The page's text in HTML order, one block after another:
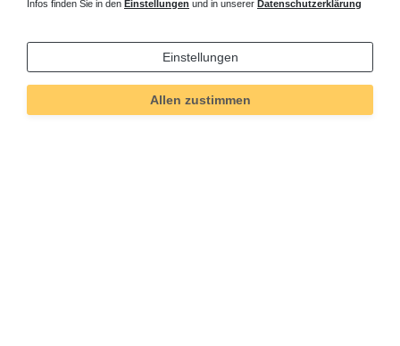
Infos finden Sie in den Einstellungen und in unserer Datenschutzerklärung
Einstellungen
Allen zustimmen